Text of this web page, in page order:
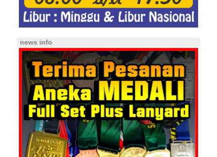
news info